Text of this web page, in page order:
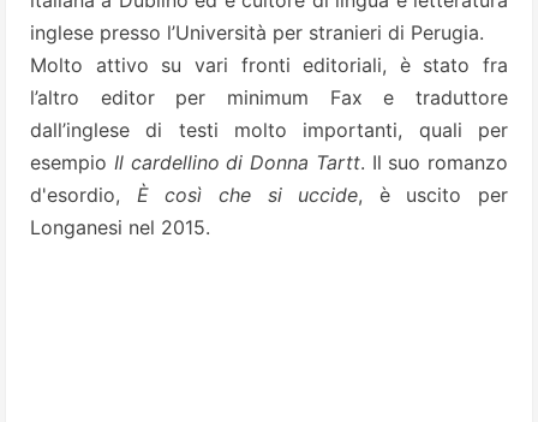
inglese presso l’Università per stranieri di Perugia.
Molto attivo su vari fronti editoriali, è stato fra
l’altro editor per minimum Fax e traduttore
dall’inglese di testi molto importanti, quali per
esempio Il cardellino di Donna Tartt. Il suo romanzo
d'esordio, È così che si uccide, è uscito per
Longanesi nel 2015.